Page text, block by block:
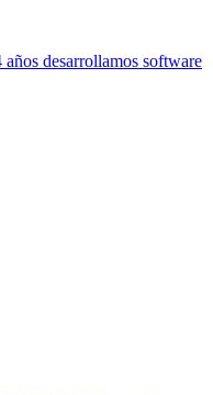
desarrollamos software